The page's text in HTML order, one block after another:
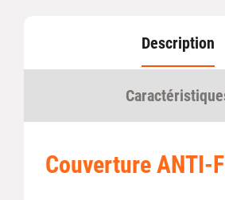
Description
Couverture ANTI-